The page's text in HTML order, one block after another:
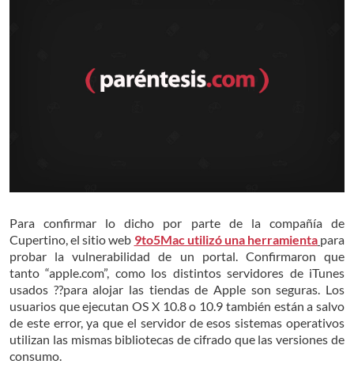
Para confirmar lo dicho por parte de la compañía de
Cupertino, el sitio web 9to5Mac utilizó una herramienta para
probar la vulnerabilidad de un portal. Confirmaron que
tanto “apple.com”, como los distintos servidores de iTunes
usados ??para alojar las tiendas de Apple son seguras. Los
usuarios que ejecutan OS X 10.8 o 10.9 también están a salvo
de este error, ya que el servidor de esos sistemas operativos
utilizan las mismas bibliotecas de cifrado que las versiones de
consumo.